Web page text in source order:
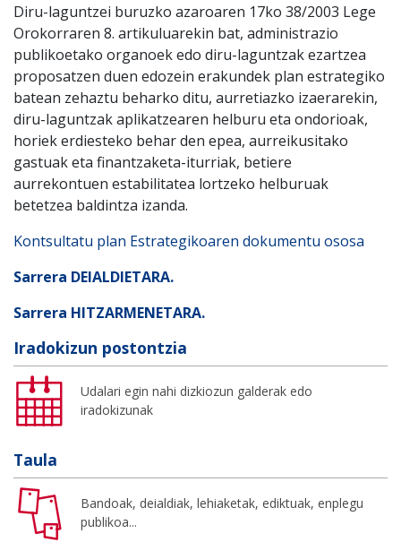
Diru-laguntzei buruzko azaroaren 17ko 38/2003 Lege
Orokorraren 8. artikuluarekin bat, administrazio
publikoetako organoek edo diru-laguntzak ezartzea
proposatzen duen edozein erakundek plan estrategiko
batean zehaztu beharko ditu, aurretiazko izaerarekin,
diru-laguntzak aplikatzearen helburu eta ondorioak,
horiek erdiesteko behar den epea, aurreikusitako
gastuak eta finantzaketa-iturriak, betiere
aurrekontuen estabilitatea lortzeko helburuak
betetzea baldintza izanda.
Kontsultatu plan Estrategikoaren dokumentu ososa
Sarrera DEIALDIETARA.
Sarrera HITZARMENETARA.
Iradokizun postontzia
Udalari egin nahi dizkiozun galderak edo
iradokizunak
Taula
Bandoak, deialdiak, lehiaketak, ediktuak, enplegu
publikoa...